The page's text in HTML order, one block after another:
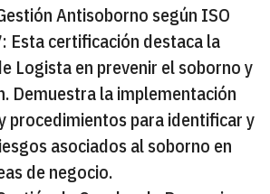
Antisoborno según ISO
Esta certificación destaca la
Logista en prevenir el soborno y
Demuestra la implementación
procedimientos para identificar y
asociados al soborno en
de negocio.